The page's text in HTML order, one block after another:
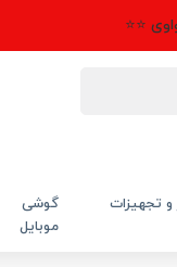
⭐⭐
و تجهیزات
گوشی
موبایل